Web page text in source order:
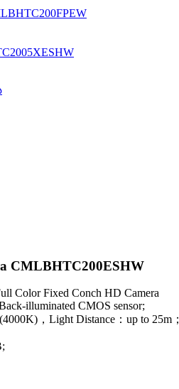
CMLBHTC200ESHW
Color Fixed Conch HD Camera
illuminated CMOS sensor;
，Light Distance：up to 25m；